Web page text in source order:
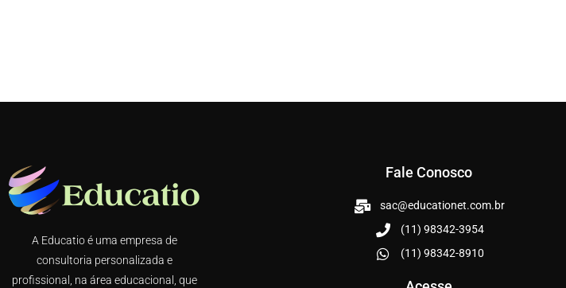
A Educatio é uma empresa de
consultoria personalizada e
profissional, na área educacional, que
Fale Conosco
sac@educationet.com.br
(11) 98342-3954
(11) 98342-8910